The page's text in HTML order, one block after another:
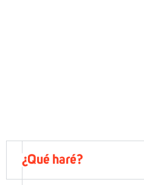
¿Qué haré?